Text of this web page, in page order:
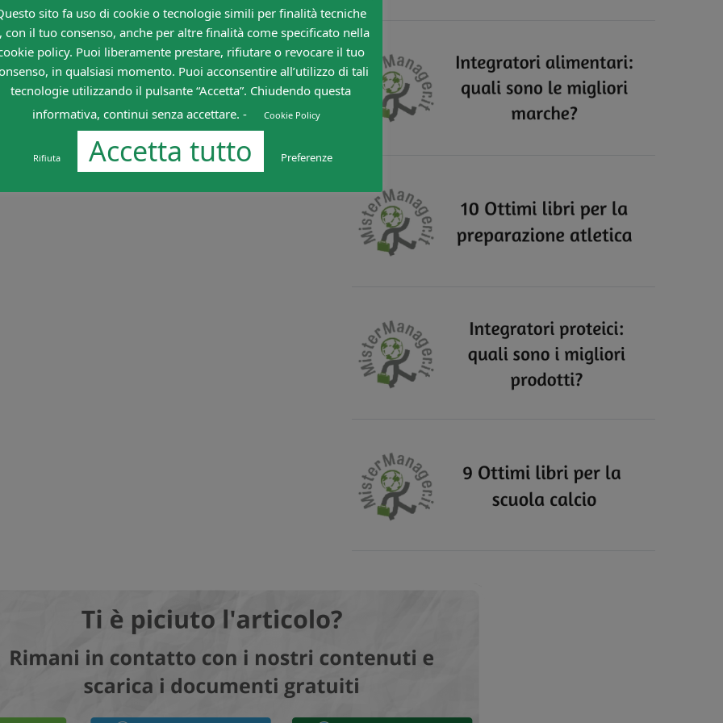
sito fa uso di cookie o tecnologie simili per finalità tecniche
con il tuo consenso, anche per altre finalità come specificato nella
policy. Puoi liberamente prestare, rifiutare o revocare il tuo
in qualsiasi momento. Puoi acconsentire all’utilizzo di tali
tecnologie utilizzando il pulsante “Accetta”. Chiudendo questa
informativa, continui senza accettare. -
Cookie Policy
Rifiuta Accetta tutto Preferenze